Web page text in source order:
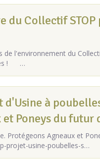
du Collectif STOP
de l'environnement du
! …
d'Usine à
Poneys du futur
Protégeons Agneaux et
projet-usine-poubelles-s…